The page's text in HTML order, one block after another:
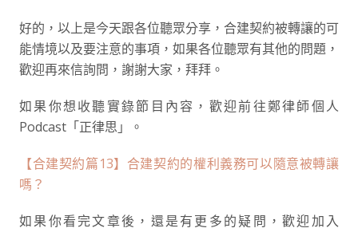
好的，以上是今天跟各位聽眾分享，合建契約被轉讓的可
能情境以及要注意的事項，如果各位聽眾有其他的問題，
歡迎再來信詢問，謝謝大家，拜拜。
如果你想收聽實錄節目內容，歡迎前往鄭律師個人
Podcast「正律思」。
【合建契約篇13】合建契約的權利義務可以隨意被轉讓
嗎？
如果你看完文章後，還是有更多的疑問，歡迎加入